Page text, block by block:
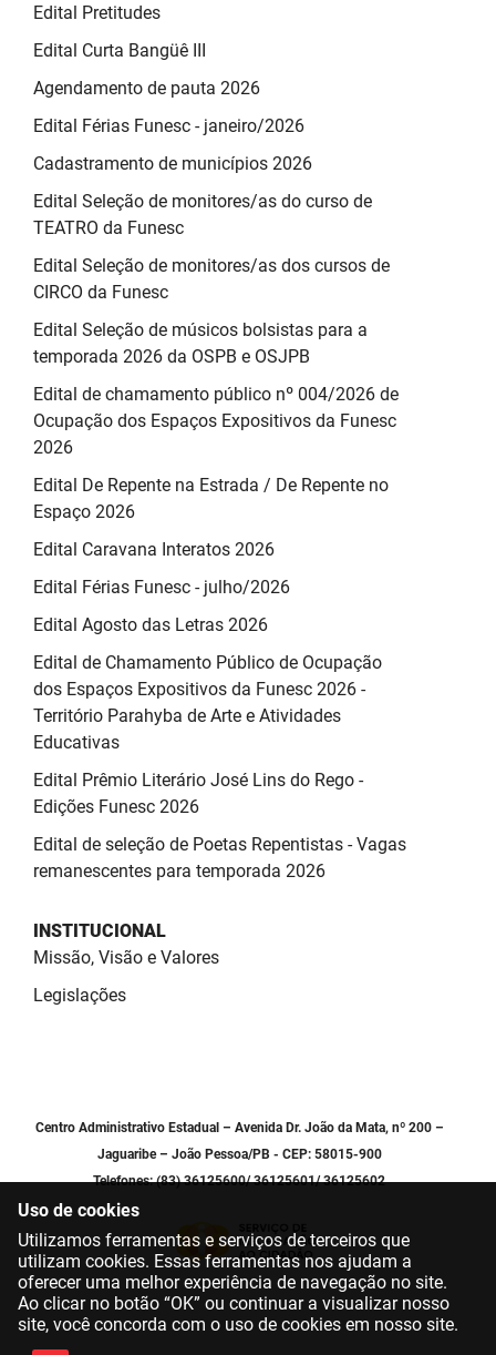
Edital Pretitudes
Edital Curta Bangüê III
Agendamento de pauta 2026
Edital Férias Funesc - janeiro/2026
Cadastramento de municípios 2026
Edital Seleção de monitores/as do curso de
TEATRO da Funesc
Edital Seleção de monitores/as dos cursos de
CIRCO da Funesc
Edital Seleção de músicos bolsistas para a
temporada 2026 da OSPB e OSJPB
Edital de chamamento público nº 004/2026 de
Ocupação dos Espaços Expositivos da Funesc
2026
Edital De Repente na Estrada / De Repente no
Espaço 2026
Edital Caravana Interatos 2026
Edital Férias Funesc - julho/2026
Edital Agosto das Letras 2026
Edital de Chamamento Público de Ocupação
dos Espaços Expositivos da Funesc 2026 -
Território Parahyba de Arte e Atividades
Educativas
Edital Prêmio Literário José Lins do Rego -
Edições Funesc 2026
Edital de seleção de Poetas Repentistas - Vagas
remanescentes para temporada 2026
INSTITUCIONAL
Missão, Visão e Valores
Legislações
Centro Administrativo Estadual – Avenida Dr. João da Mata, nº 200 –
Jaguaribe – João Pessoa/PB - CEP: 58015-900
Telefones: (83) 36125600/ 36125601/ 36125602
Uso de cookies
Utilizamos ferramentas e serviços de terceiros que
utilizam cookies. Essas ferramentas nos ajudam a
oferecer uma melhor experiência de navegação no site.
Ao clicar no botão “OK” ou continuar a visualizar nosso
site, você concorda com o uso de cookies em nosso site.